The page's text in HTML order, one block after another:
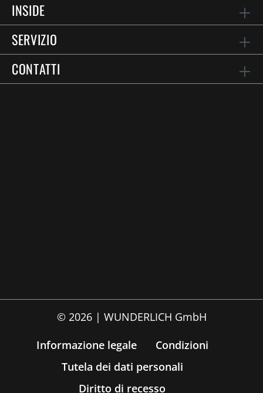
INSIDE
SERVIZIO
CONTATTI
© 2026 | WUNDERLICH GmbH
Informazione legale
Condizioni
Tutela dei dati personali
Diritto di recesso